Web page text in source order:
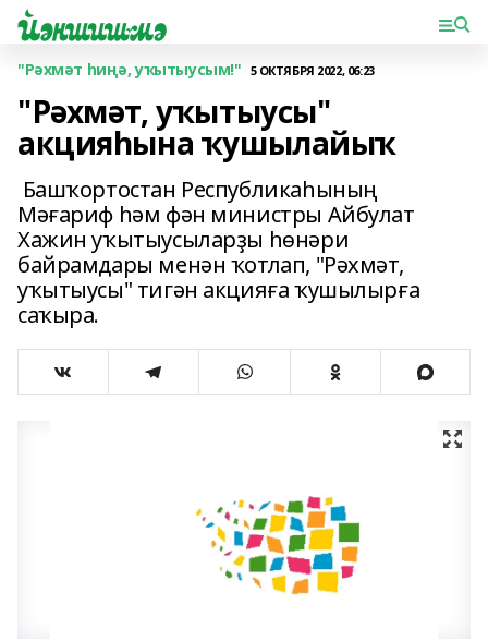
"Рәхмәт һиңә, уҡытыусым!" 5 ОКТЯБРЯ 2022, 06:23
"Рәхмәт, уҡытыусы"
акцияһына ҡушылайыҡ
Башҡортостан Республикаһының
Мәғариф һәм фән министры Айбулат
Хажин уҡытыусыларҙы һөнәри
байрамдары менән ҡотлап, "Рәхмәт,
уҡытыусы" тигән акцияға ҡушылырға
саҡыра.